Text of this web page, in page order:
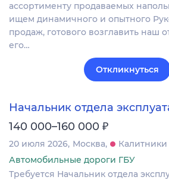
ассортименту продаваемых
ищем динамичного и опытного
продаж, готового возглавить наш
его…
Откликнуться
Начальник отдела
140 000–160 000 ₽
20 июля 2026 Москва
Калитники
Автомобильные дороги ГБУ
Требуется Начальник отдела